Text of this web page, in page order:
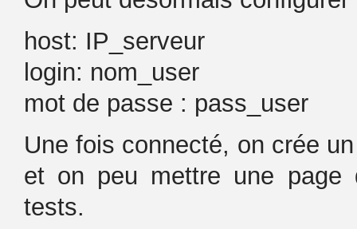
host: IP_serveur
login: nom_user
mot de passe : pass_user
Une fois connecté, on crée
et on peu mettre une page
tests.